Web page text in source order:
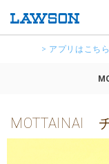
> アプリはこちら
MOTTAINAI